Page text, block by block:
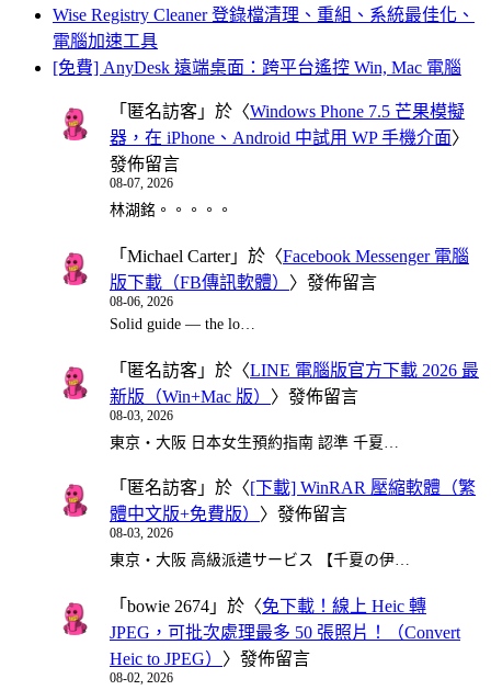
Wise Registry Cleaner 登錄檔清理、重組、系統最佳化、
電腦加速工具
[免費] AnyDesk 遠端桌面：跨平台遙控 Win, Mac 電腦
「 匿名訪客 」於〈Windows Phone 7.5 芒果模擬
器，在 iPhone、Android 中試用 WP 手機介面〉
發佈留言
08-07, 2026
林湖銘。。。。。
「 Michael Carter」於〈Facebook Messenger 電腦
版下載（FB傳訊軟體） 〉發佈留言
08-06, 2026
Solid guide — the lo…
「 匿名訪客 」於〈LINE 電腦版官方下載 2026 最
新版（Win+Mac 版） 〉發佈留言
08-03, 2026
東京・大阪 日本女生預約指南 認準 千夏…
「 匿名訪客 」於〈[下載] WinRAR 壓縮軟體（繁
體中文版+免費版） 〉發佈留言
08-03, 2026
東京・大阪 高級派遣サービス 【千夏の伊…
「 bowie 2674 」於〈免下載！線上 Heic 轉
JPEG，可批次處理最多 50 張照片！（Convert
Heic to JPEG） 〉發佈留言
08-02, 2026